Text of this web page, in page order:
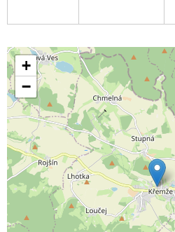
+
−